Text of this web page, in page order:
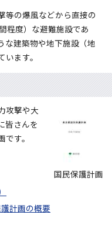
等の爆風などから直接の
程度）な避難施設であ
な建築物や地下施設（地
ます。
国民保護計画
攻撃や大
皆さんを
す。
計画の概要